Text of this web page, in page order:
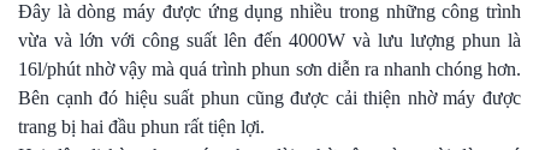
Đây là dòng máy được ứng dụng nhiều trong những công trình
vừa và lớn với công suất lên đến 4000W và lưu lượng phun là
16l/phút nhờ vậy mà quá trình phun sơn diễn ra nhanh chóng hơn.
Bên cạnh đó hiệu suất phun cũng được cải thiện nhờ máy được
trang bị hai đầu phun rất tiện lợi.